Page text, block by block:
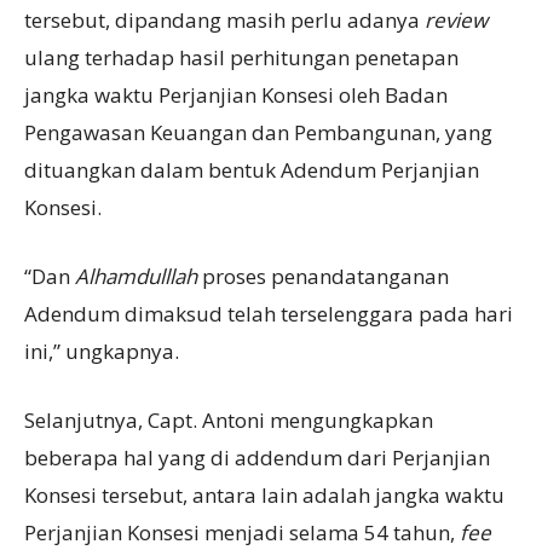
tersebut, dipandang masih perlu adanya review
ulang terhadap hasil perhitungan penetapan
jangka waktu Perjanjian Konsesi oleh Badan
Pengawasan Keuangan dan Pembangunan, yang
dituangkan dalam bentuk Adendum Perjanjian
Konsesi.
“DanAlhamdulllahproses penandatanganan
Adendum dimaksud telah terselenggara pada hari
ini,” ungkapnya.
Selanjutnya, Capt. Antoni mengungkapkan
beberapa hal yang di addendum dari Perjanjian
Konsesi tersebut, antara lain adalah jangka waktu
Perjanjian Konsesi menjadi selama 54 tahun, fee